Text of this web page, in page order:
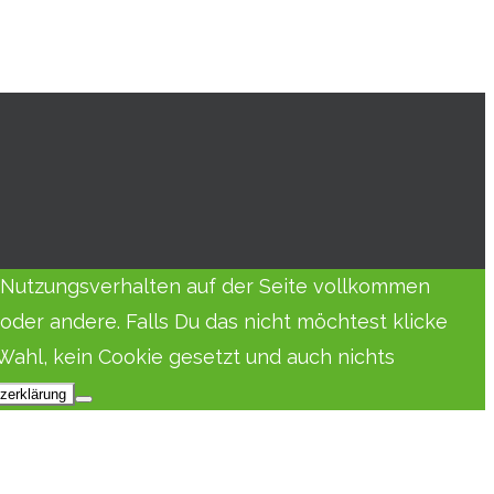
auf der Seite vollkommen
andere. Falls Du das nicht möchtest klicke
kein Cookie gesetzt und auch nichts